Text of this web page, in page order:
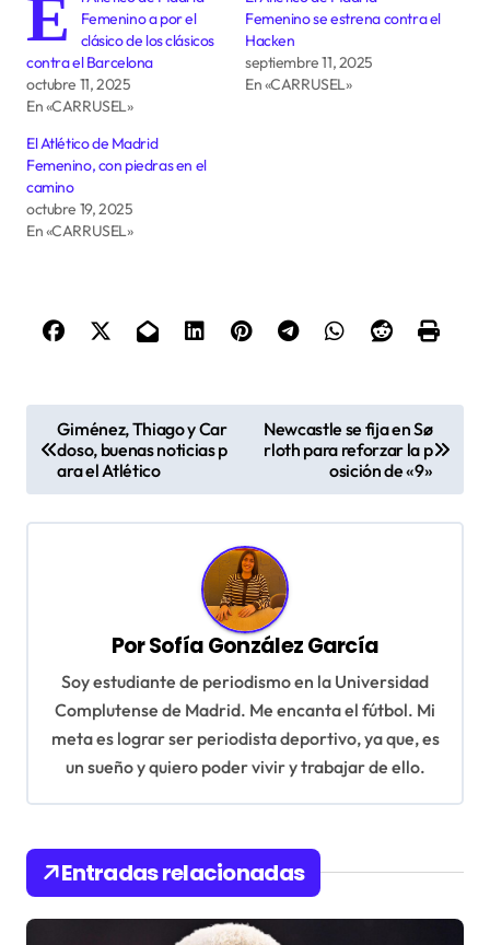
E
Femenino a por el
clásico de los clásicos
contra el Barcelona
octubre 11, 2025
En «CARRUSEL»
Femenino se estrena contra el
Hacken
septiembre 11, 2025
En «CARRUSEL»
El Atlético de Madrid
Femenino, con piedras en el
camino
octubre 19, 2025
En «CARRUSEL»
a
v
e
e
e
n
t
Giménez, Thiago y Car
doso, buenas noticias p
ara el Atlético
Newcastle se fija en Sø
rloth para reforzar la p
osición de «9»
PorSofía González García
Soy estudiante de periodismo en la Universidad
Complutense de Madrid. Me encanta el fútbol. Mi
meta es lograr ser periodista deportivo, ya que, es
un sueño y quiero poder vivir y trabajar de ello.
Entradas relacionadas